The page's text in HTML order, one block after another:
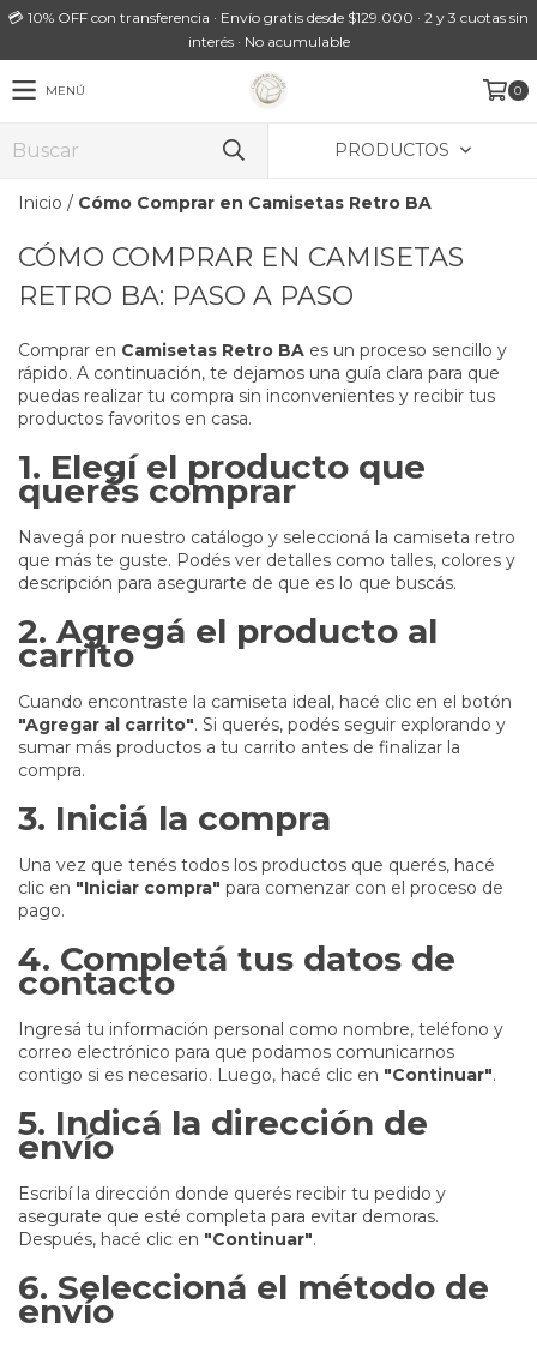
💳 10% OFF con transferencia · Envío gratis desde $129.000 · 2 y 3 cuotas sin
interés · No acumulable
MENÚ 0
PRODUCTOS
Inicio / Cómo Comprar en Camisetas Retro BA
CÓMO COMPRAR EN CAMISETAS
RETRO BA: PASO A PASO
Comprar en Camisetas Retro BA es un proceso sencillo y
rápido. A continuación, te dejamos una guía clara para que
puedas realizar tu compra sin inconvenientes y recibir tus
productos favoritos en casa.
1. Elegí el producto que
querés comprar
Navegá por nuestro catálogo y seleccioná la camiseta retro
que más te guste. Podés ver detalles como talles, colores y
descripción para asegurarte de que es lo que buscás.
2. Agregá el producto al
carrito
Cuando encontraste la camiseta ideal, hacé clic en el botón
"Agregar al carrito". Si querés, podés seguir explorando y
sumar más productos a tu carrito antes de finalizar la
compra.
3. Iniciá la compra
Una vez que tenés todos los productos que querés, hacé
clic en "Iniciar compra" para comenzar con el proceso de
pago.
4. Completá tus datos de
contacto
Ingresá tu información personal como nombre, teléfono y
correo electrónico para que podamos comunicarnos
contigo si es necesario. Luego, hacé clic en "Continuar".
5. Indicá la dirección de
envío
Escribí la dirección donde querés recibir tu pedido y
asegurate que esté completa para evitar demoras.
Después, hacé clic en "Continuar".
6. Seleccioná el método de
envío